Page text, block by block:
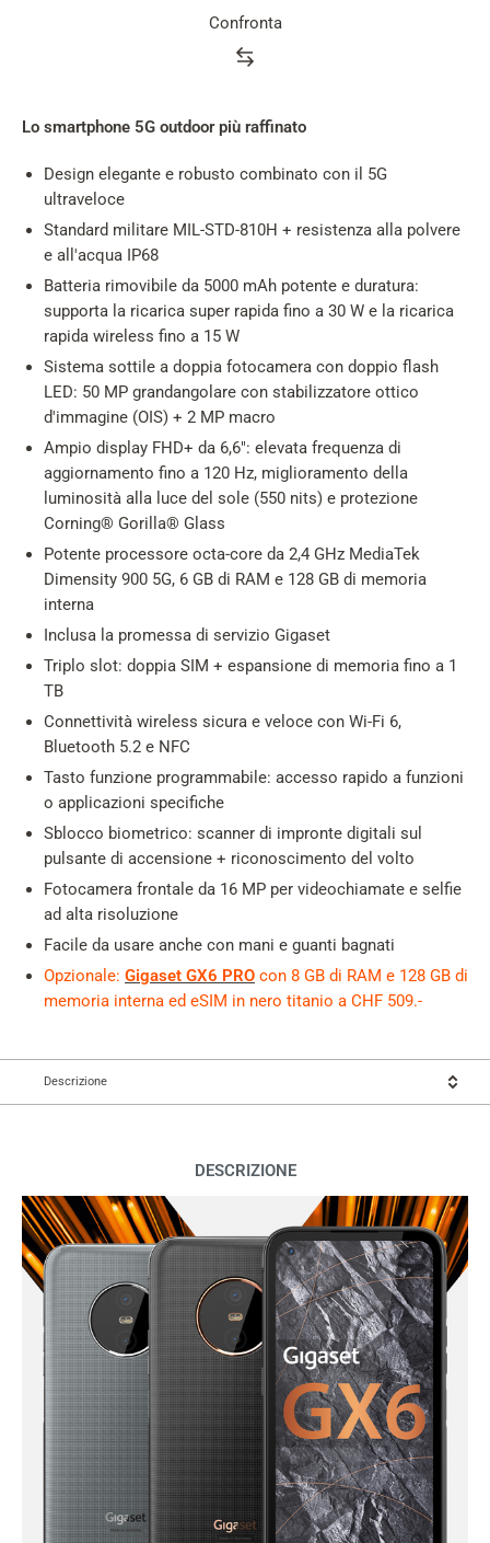
Confronta
Lo smartphone 5G outdoor più raffinato
Design elegante e robusto combinato con il 5G
ultraveloce
Standard militare MIL-STD-810H + resistenza alla polvere
e all'acqua IP68
Batteria rimovibile da 5000 mAh potente e duratura:
supporta la ricarica super rapida fino a 30 W e la ricarica
rapida wireless fino a 15 W
Sistema sottile a doppia fotocamera con doppio flash
LED: 50 MP grandangolare con stabilizzatore ottico
d'immagine (OIS) + 2 MP macro
Ampio display FHD+ da 6,6": elevata frequenza di
aggiornamento fino a 120 Hz, miglioramento della
luminosità alla luce del sole (550 nits) e protezione
Corning® Gorilla® Glass
Potente processore octa-core da 2,4 GHz MediaTek
Dimensity 900 5G, 6 GB di RAM e 128 GB di memoria
interna
Inclusa la promessa di servizio Gigaset
Triplo slot: doppia SIM + espansione di memoria fino a 1
TB
Connettività wireless sicura e veloce con Wi-Fi 6,
Bluetooth 5.2 e NFC
Tasto funzione programmabile: accesso rapido a funzioni
o applicazioni specifiche
Sblocco biometrico: scanner di impronte digitali sul
pulsante di accensione + riconoscimento del volto
Fotocamera frontale da 16 MP per videochiamate e selfie
ad alta risoluzione
Facile da usare anche con mani e guanti bagnati
Opzionale: Gigaset GX6 PRO con 8 GB di RAM e 128 GB di
memoria interna ed eSIM in nero titanio a CHF 509.-
Descrizione
DESCRIZIONE